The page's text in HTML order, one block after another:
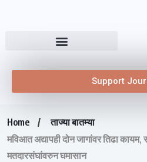
Support
Home
ताज्या बातम्या
मविआत अद्यापही दोन जागांवर तिढा
मतदारसंघांवरुन घमासान